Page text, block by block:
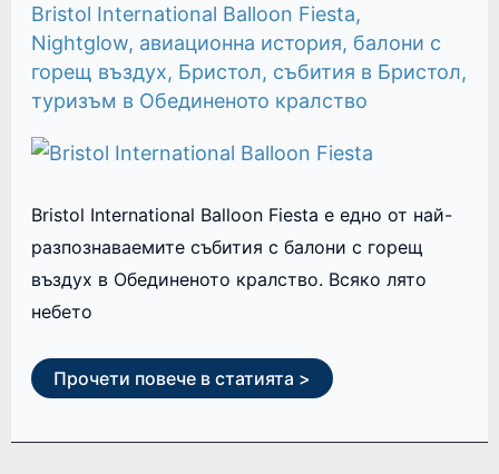
Bristol International Balloon Fiesta,
Nightglow, авиационна история, балони с
горещ въздух, Бристол, събития в Бристол,
туризъм в Обединеното кралство
Bristol International Balloon Fiesta е едно от най-
разпознаваемите събития с балони с горещ
въздух в Обединеното кралство. Всяко лято
небето
Прочети повече в статията >